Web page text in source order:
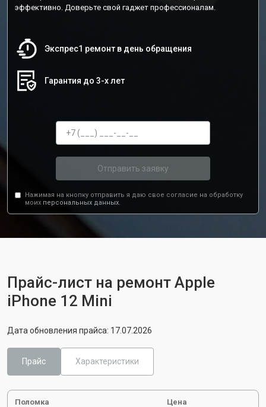
эффективно. Доверьте свой гаджет профессионалам.
Экспрес1 ремонт в день обращения
Гарантия до 3-х лет
Отправить заявку
Нажимая на кнопку отправить я даю свое согласие на обработку
моих персональных данных.
Прайс-лист на ремонт Apple
iPhone 12 Mini
Дата обновления прайса: 17.07.2026
Прайс Характеристики
Поломка Цена